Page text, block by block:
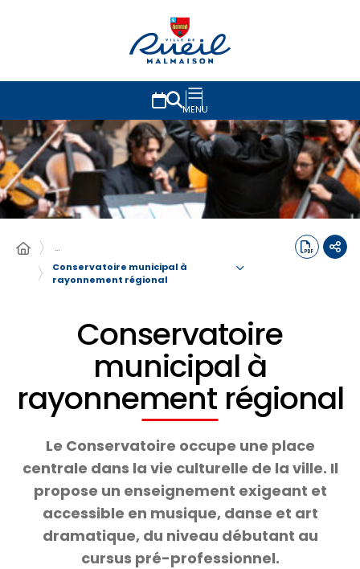
MENU
…
Conservatoire municipal à
rayonnement régional
Conservatoire
municipal à
rayonnement régional
Le Conservatoire occupe une place
centrale dans la vie culturelle de la ville. Il
propose un enseignement exigeant et
accessible en musique, danse et art
dramatique, du niveau débutant au
cursus pré-professionnel.